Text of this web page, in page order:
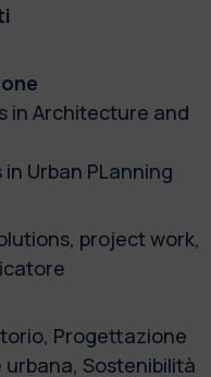
in Architecture and
Urban PLanning
project work,
Progettazione
Sostenibilità